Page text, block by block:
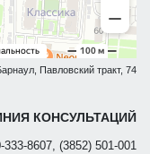
Павловский тракт, 74
КОНСУЛЬТАЦИЙ
333-8607, (3852) 501-001